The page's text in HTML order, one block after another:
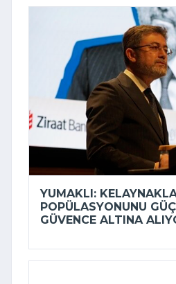
YUMAKLI:
POPÜLASYONUNU
GÜVENCE ALTINA